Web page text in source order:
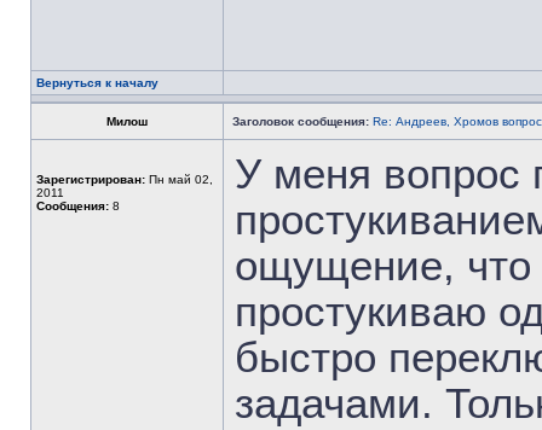
Вернуться к началу
Милош Заголовок сообщения: Re: Андреев, Хромов
Зарегистрирован: Пн май 02,
2011
Сообщения: 8
У меня вопрос
ощущение, что
простукиваю
быстро
задачами.